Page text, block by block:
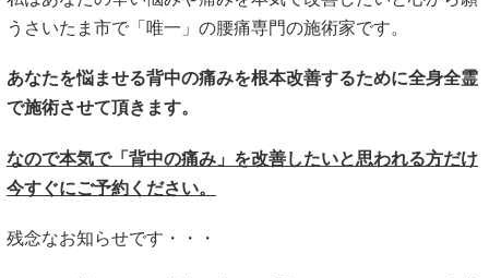
うさいたま市で「唯一」の腰痛専門の施術家です。
あなたを悩ませる背中の痛みを根本改善するために全身全霊
で施術させて頂きます。
なので本気で「背中の痛み」を改善したいと思われる方だけ
今すぐにご予約ください。
残念なお知らせです・・・